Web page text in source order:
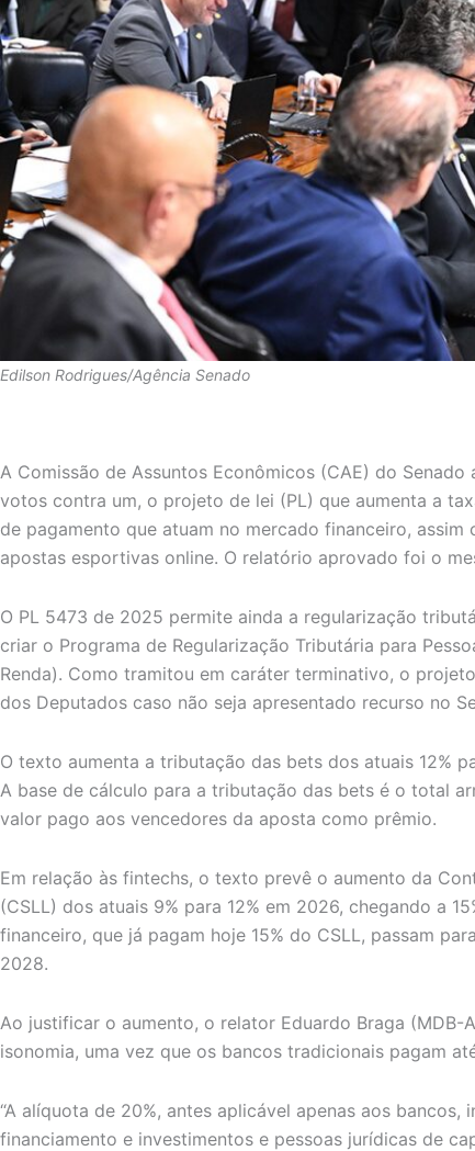
Edilson Rodrigues/Agência Senado
A Comissão de Assuntos Econômicos (CAE) do
votos contra um, o projeto de lei (PL) que aumenta a
de pagamento que atuam no mercado financeiro, assim
apostas esportivas online. O relatório aprovado foi o
O PL 5473 de 2025 permite ainda a regularização
criar o Programa de Regularização Tributária para
Renda). Como tramitou em caráter terminativo, o
dos Deputados caso não seja apresentado recurso no
O texto aumenta a tributação das bets dos atuais 12%
A base de cálculo para a tributação das bets é o total
valor pago aos vencedores da aposta como prêmio.
Em relação às fintechs, o texto prevê o aumento da
(CSLL) dos atuais 9% para 12% em 2026, chegando a
financeiro, que já pagam hoje 15% do CSLL, passam
2028.
Ao justificar o aumento, o relator Eduardo Braga (MDB-
isonomia, uma vez que os bancos tradicionais pagam
“A alíquota de 20%, antes aplicável apenas aos
financiamento e investimentos e pessoas jurídicas de